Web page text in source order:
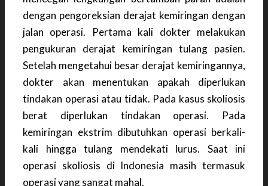
dengan pengoreksian derajat kemiringan dengan
jalan operasi. Pertama kali dokter melakukan
pengukuran derajat kemiringan tulang pasien.
Setelah mengetahui besar derajat kemiringannya,
dokter akan menentukan apakah diperlukan
tindakan operasi atau tidak. Pada kasus skoliosis
berat diperlukan tindakan operasi. Pada
kemiringan ekstrim dibutuhkan operasi berkali-
kali hingga tulang mendekati lurus. Saat ini
operasi skoliosis di Indonesia masih termasuk
operasi yang sangat mahal.